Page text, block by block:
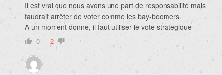
Il est vrai que nous avons une part de responsabilité mais
faudrait arrêter de voter comme les bay-boomers.
A un moment donné, il faut utiliser le vote stratégique
0 -2